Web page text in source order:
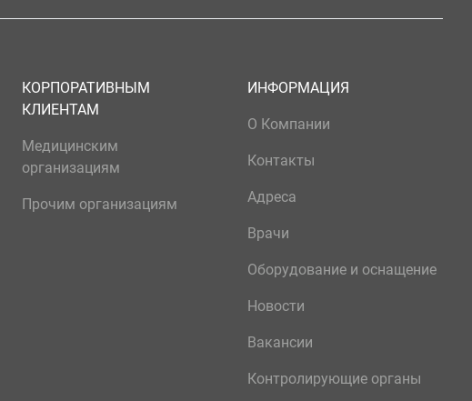
КОРПОРАТИВНЫМ
КЛИЕНТАМ
Медицинским
организациям
Прочим организациям
ИНФОРМАЦИЯ
О Компании
Контакты
Адреса
Врачи
Оборудование и оснащение
Новости
Вакансии
Контролирующие органы